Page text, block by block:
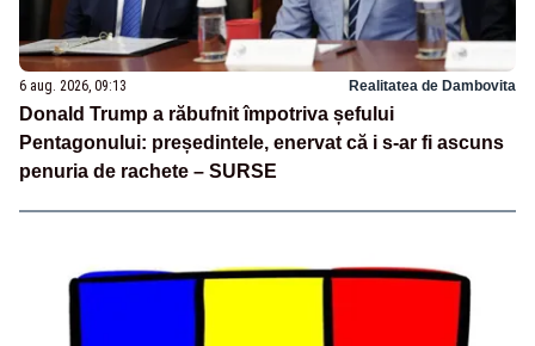
6 aug. 2026, 09:13 Realitatea de Dambovita
Donald Trump a răbufnit împotriva șefului
Pentagonului: președintele, enervat că i s-ar fi ascuns
penuria de rachete – SURSE